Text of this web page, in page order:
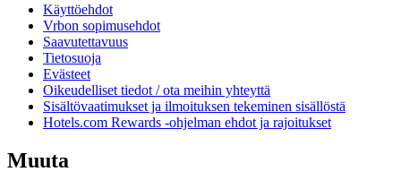
Käyttöehdot
Vrbon sopimusehdot
Saavutettavuus
Tietosuoja
Evästeet
Oikeudelliset tiedot / ota meihin yhteyttä
Sisältövaatimukset ja ilmoituksen tekeminen sisällöstä
Hotels.com Rewards -ohjelman ehdot ja rajoitukset
Muuta